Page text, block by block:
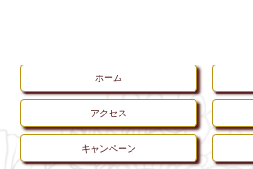
ホーム
アクセス
キャンペーン